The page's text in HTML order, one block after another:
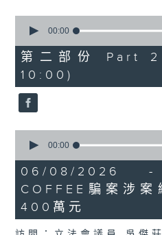
seconds
56
minutes,
9
seconds
00:00
第二部份 Part
10:00)
seconds
16
minutes,
3
seconds
00:00
06/08/2026
COFFEE騙案涉案
400萬元